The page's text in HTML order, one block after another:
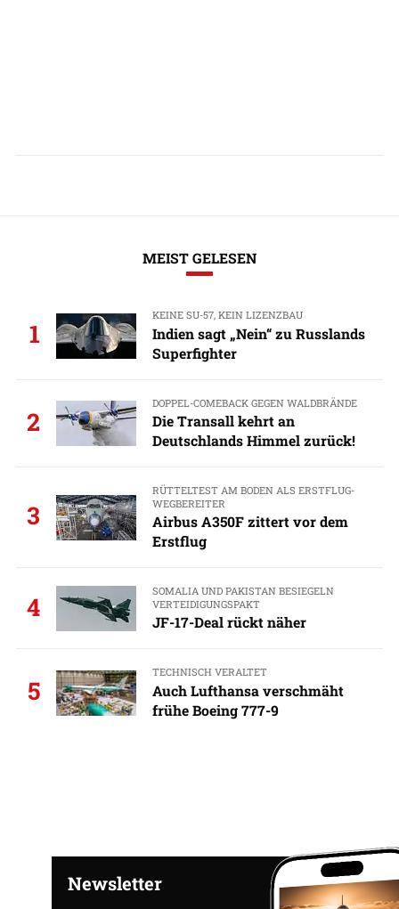
MEIST GELESEN
1
KEINE SU-57, KEIN LIZENZBAU
Indien sagt „Nein“ zu Russlands
Superfighter
2
DOPPEL-COMEBACK GEGEN WALDBRÄNDE
Die Transall kehrt an
Deutschlands Himmel zurück!
3
RÜTTELTEST AM BODEN ALS ERSTFLUG-
WEGBEREITER
Airbus A350F zittert vor dem
Erstflug
4
SOMALIA UND PAKISTAN BESIEGELN
VERTEIDIGUNGSPAKT
JF-17-Deal rückt näher
5
TECHNISCH VERALTET
Auch Lufthansa verschmäht
frühe Boeing 777-9
Newsletter